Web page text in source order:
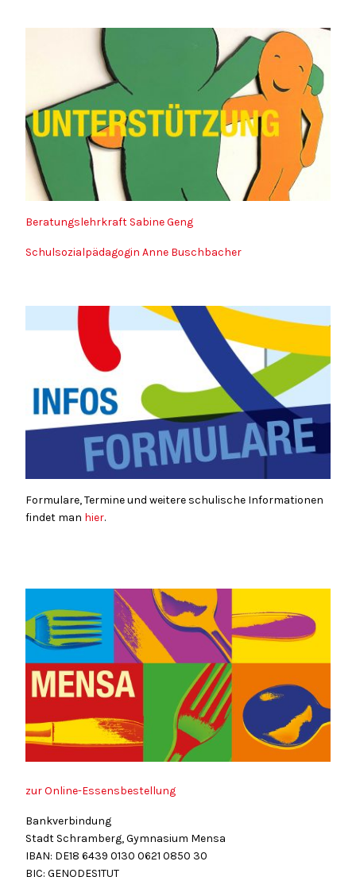
Beratungslehrkraft Sabine Geng
Schulsozialpädagogin Anne Buschbacher
Formulare, Termine und weitere schulische Informationen
findet man hier.
zur Online-Essensbestellung
Bankverbindung
Stadt Schramberg, Gymnasium Mensa
IBAN: DE18 6439 0130 0621 0850 30
BIC: GENODES1TUT